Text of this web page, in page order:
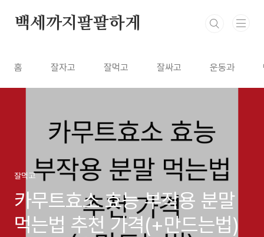
백세까지팔팔하게
홈 잘자고 잘먹고 잘싸고 운동과
잘먹고
카무트효소 효능 부작용 분말
먹는법 추천 가격(+만드는법)